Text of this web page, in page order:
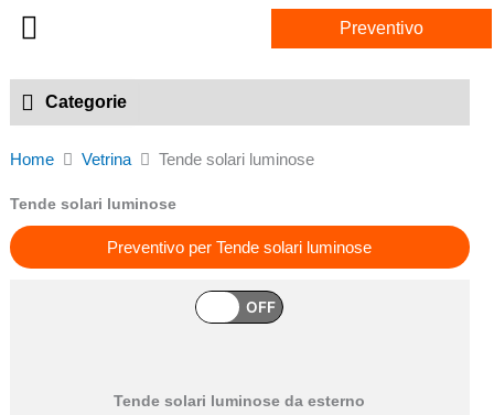
Preventivo
Categorie
Home Vetrina Tende solari luminose
Tende solari luminose
Preventivo per Tende solari luminose
OFF
Tende solari luminose da esterno